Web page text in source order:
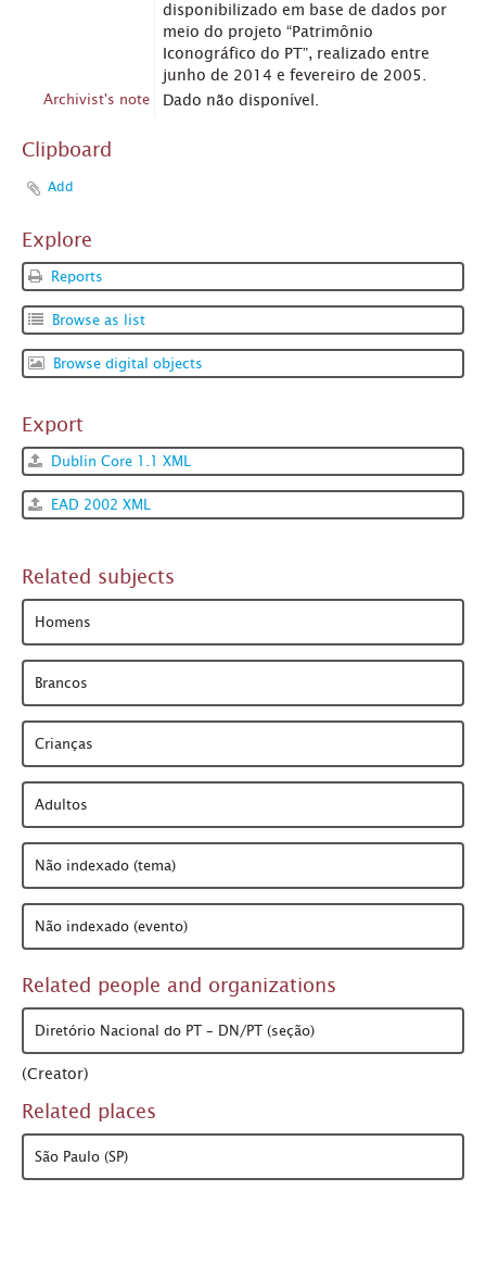
disponibilizado em base de dados por
meio do projeto “Patrimônio
Iconográfico do PT”, realizado entre
junho de 2014 e fevereiro de 2005.
Archivist's note Dado não disponível.
Clipboard
Add
Explore
Reports
Browse as list
Browse digital objects
Export
Dublin Core 1.1 XML
EAD 2002 XML
Related subjects
Homens
Brancos
Crianças
Adultos
Não indexado (tema)
Não indexado (evento)
Related people and organizations
Diretório Nacional do PT – DN/PT (seção)
(Creator)
Related places
São Paulo (SP)